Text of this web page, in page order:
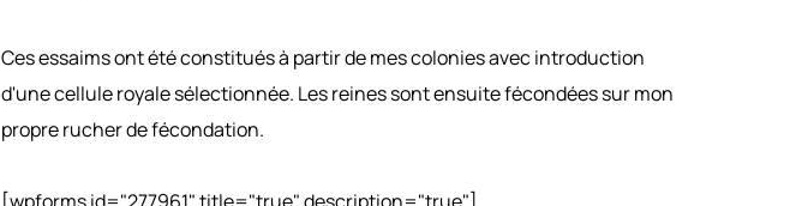
Ces essaims ont été constitués à partir de mes colonies avec introduction
d'une cellule royale sélectionnée. Les reines sont ensuite fécondées sur mon
propre rucher de fécondation.